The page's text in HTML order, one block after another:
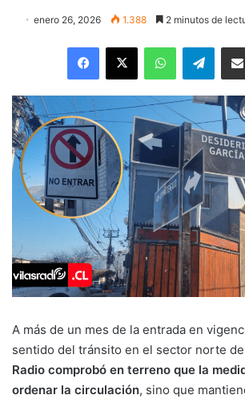
enero 26, 2026 1.388 2 minutos de
Facebook
X WhatsApp
A más de un mes de la entrada en
sentido del tránsito en el sector norte
Radio comprobó en terreno que la
ordenar la circulación, sino que